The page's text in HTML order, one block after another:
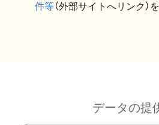
件等（外部サイトへリンク）
データの提